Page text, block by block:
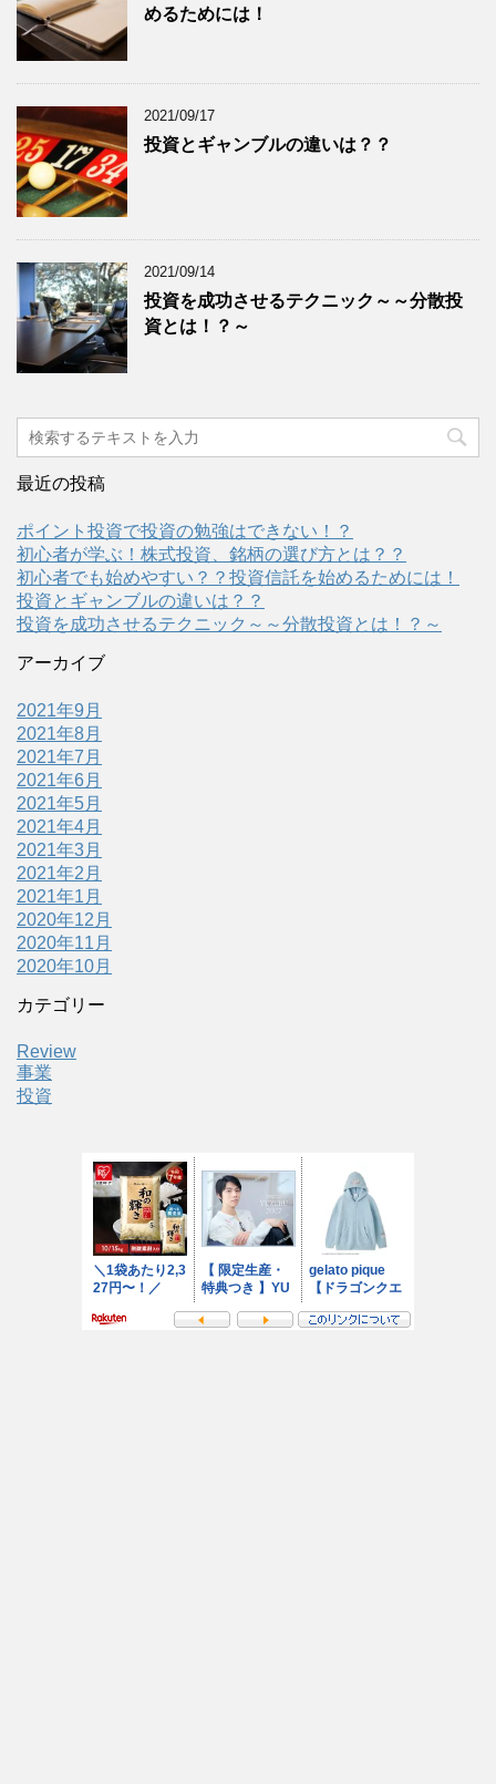
めるためには！
2021/09/17
投資とギャンブルの違いは？？
2021/09/14
投資を成功させるテクニック～～分散投
資とは！？～
最近の投稿
ポイント投資で投資の勉強はできない！？
初心者が学ぶ！株式投資、銘柄の選び方とは？？
初心者でも始めやすい？？投資信託を始めるためには！
投資とギャンブルの違いは？？
投資を成功させるテクニック～～分散投資とは！？～
アーカイブ
2021年9月
2021年8月
2021年7月
2021年6月
2021年5月
2021年4月
2021年3月
2021年2月
2021年1月
2020年12月
2020年11月
2020年10月
カテゴリー
Review
事業
投資